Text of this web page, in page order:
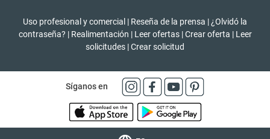
Uso profesional y comercial | Reseña de la prensa | ¿Olvidó la
contraseña? | Realimentación | Leer ofertas | Crear oferta | Leer
solicitudes |Crear solicitud
Síganos en